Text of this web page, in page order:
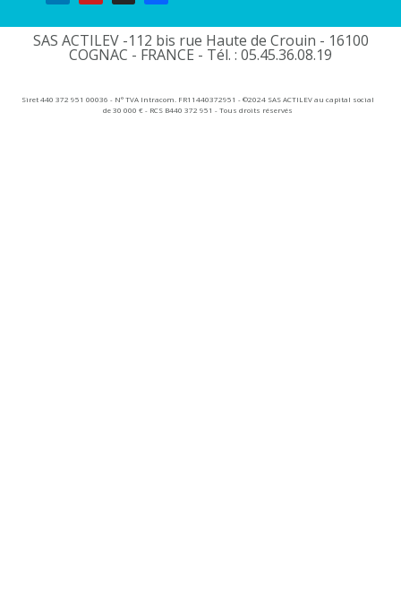
SAS ACTILEV -112 bis rue Haute de Crouin - 16100
COGNAC - FRANCE - Tél. : 05.45.36.08.19​
Siret 440 372 951 00036 - N° TVA Intracom. FR11440372951 - ©2024 SAS ACTILEV au capital social
de 30 000 € - RCS B440 372 951 - Tous droits réservés​​